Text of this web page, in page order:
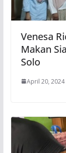
Venesa
Makan
Solo
April 20, 2024